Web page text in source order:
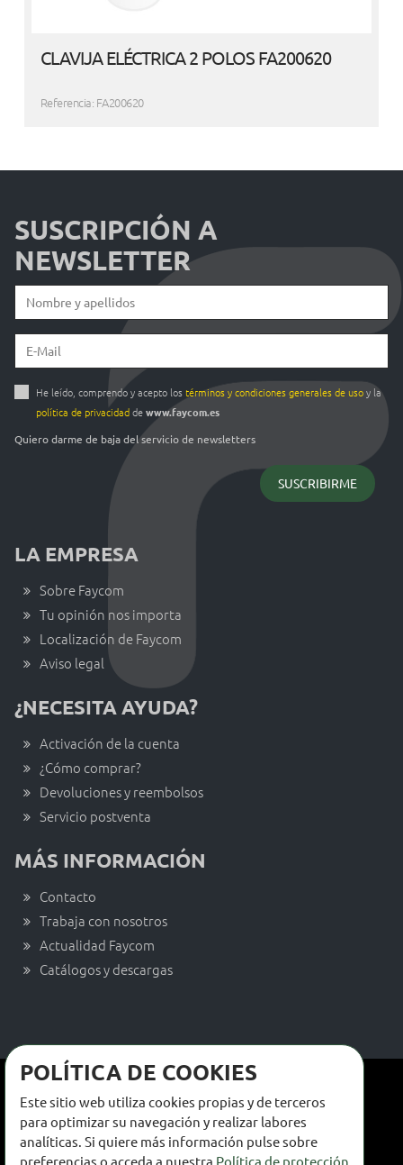
CLAVIJA ELÉCTRICA 2 POLOS FA200620
Referencia: FA200620
SUSCRIPCIÓN A
NEWSLETTER
He leído, comprendo y acepto los términos y condiciones generales de usoy la
política de privacidaddewww.faycom.es
Quiero darme de baja del servicio de newsletters
LA EMPRESA
Sobre Faycom
Tu opinión nos importa
Localización de Faycom
Aviso legal
¿NECESITA AYUDA?
Activación de la cuenta
¿Cómo comprar?
Devoluciones y reembolsos
Servicio postventa
MÁS INFORMACIÓN
Contacto
Trabaja con nosotros
Actualidad Faycom
Catálogos y descargas
Términos y condiciones de uso
Política de privacidad
POLÍTICA DE COOKIES
Este sitio web utiliza cookies propias y de terceros
para optimizar su navegación y realizar labores
analíticas. Si quiere más información pulse sobre
preferencias o acceda a nuestra Política de protección